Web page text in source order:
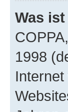
Was ist
1998